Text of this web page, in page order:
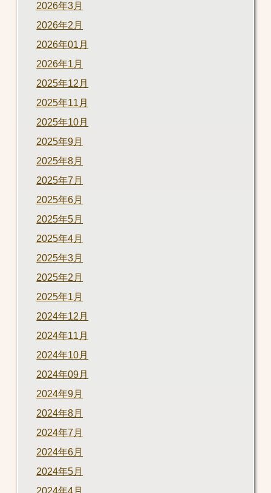
2026年3月
2026年2月
2026年01月
2026年1月
2025年12月
2025年11月
2025年10月
2025年9月
2025年8月
2025年7月
2025年6月
2025年5月
2025年4月
2025年3月
2025年2月
2025年1月
2024年12月
2024年11月
2024年10月
2024年09月
2024年9月
2024年8月
2024年7月
2024年6月
2024年5月